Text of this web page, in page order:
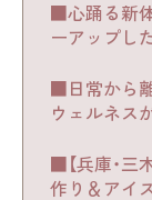
■心踊る新
ーアップした
■日常から
ウェルネス
■【兵庫・三
作り＆アイ